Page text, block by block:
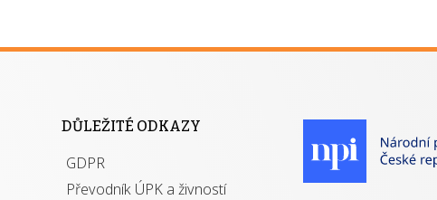
DŮLEŽITÉ ODKAZY
GDPR
Převodník ÚPK a živností